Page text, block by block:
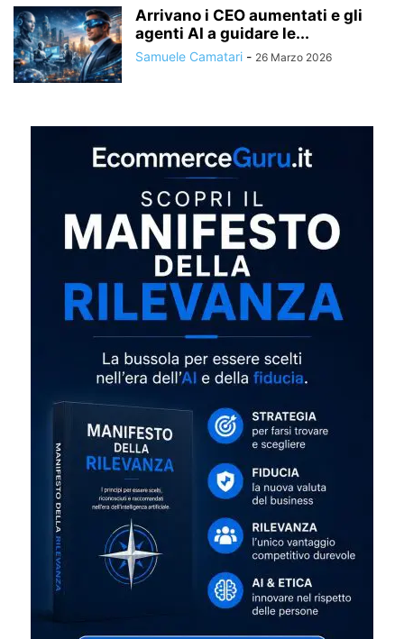
Arrivano i CEO aumentati e gli
agenti AI a guidare le...
Samuele Camatari - 26 Marzo 2026